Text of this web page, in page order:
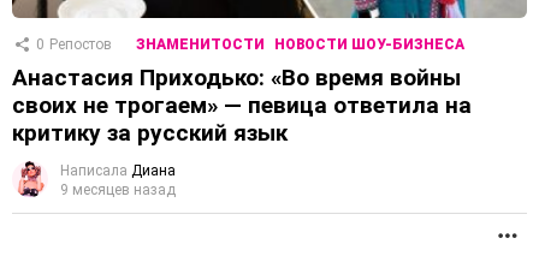
0 Репостов ЗНАМЕНИТОСТИ НОВОСТИ ШОУ-БИЗНЕСА
Анастасия Приходько: «Во время войны
своих не трогаем» — певица ответила на
критику за русский язык
Написала Диана
9 месяцев назад